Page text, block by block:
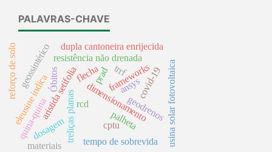
PALAVRAS-CHAVE
frameworks
aristida setifoliadimensionamento
treliças planas cptu
palheta
resistência não drenada
trrf
tempo de sobrevida
Óbitos covid-19
dosagem
eleusine indica usina solar fotovoltaica
ansys
dupla cantoneira enrijecida
flecha
rcd
geossintético
reforço de solo prad
quina-quina geodrenos
materiais